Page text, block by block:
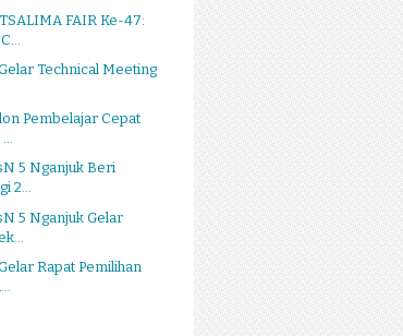
FAIR Ke-47:
Technical Meeting
Pembelajar Cepat
5 Nganjuk Beri
2...
5 Nganjuk Gelar
Rapat Pemilihan